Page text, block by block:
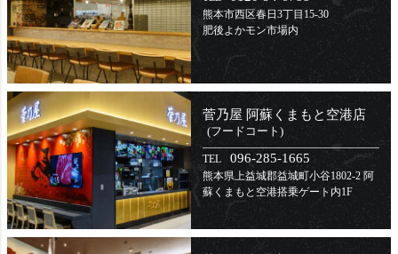
熊本市西区春日3丁目15-30
肥後よかモン市場内
菅乃屋 阿蘇くまもと空港店
(フードコート)
TEL 096-285-1665
熊本県上益城郡益城町小谷1802-2 阿
蘇くまもと空港搭乗ゲート内1F